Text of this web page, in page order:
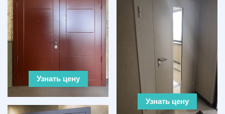
Узнать цену
Узнать цену